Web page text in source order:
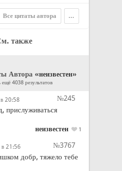
Все цитаты автора ...
также
Автора «неизвестен»
4038 результатов
20:58
№245
прислуживаться
неизвестен 1
в 21:56
№3767
добр, тяжело тебе